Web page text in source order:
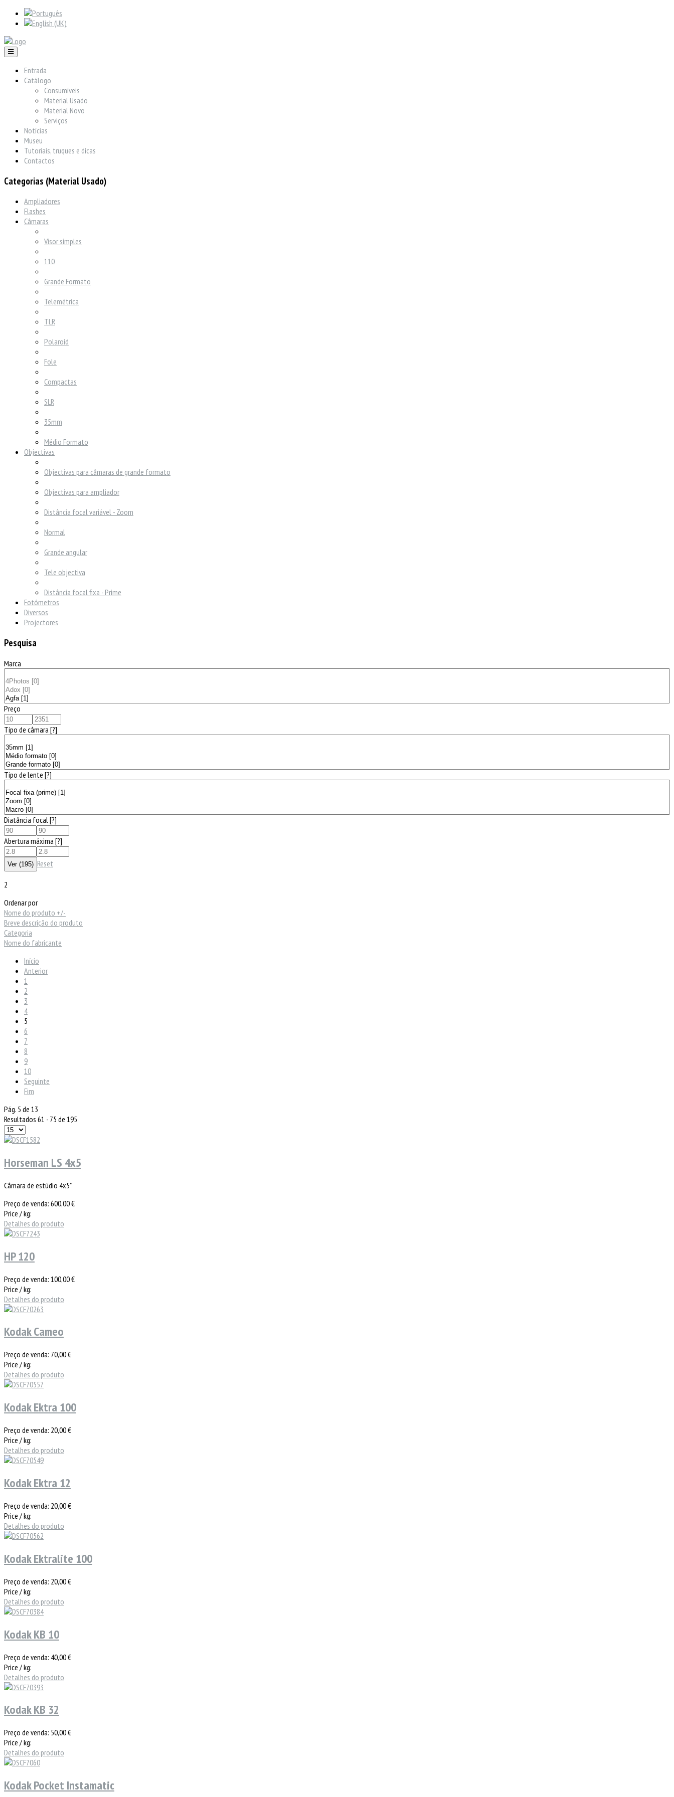
Entrada
Catálogo
Consumíveis
Material Usado
Material Novo
Serviços
Notícias
Museu
Tutoriais, truques e dicas
Contactos
Categorias (Material Usado)
Ampliadores
Flashes
Câmaras
Visor simples
110
Grande Formato
Telemétrica
TLR
Polaroid
Fole
Compactas
SLR
35mm
Médio Formato
Objectivas
Objectivas para câmaras de grande formato
Objectivas para ampliador
Distância focal variável - Zoom
Normal
Grande angular
Tele objectiva
Distância focal fixa - Prime
Fotómetros
Diversos
Projectores
Pesquisa
Marca
Preço
Tipo de câmara [?]
Tipo de lente [?]
Diatância focal [?]
Abertura máxima [?]
Reset
2
Ordenar por
Nome do produto +/-
Breve descrição do produto
Categoria
Nome do fabricante
Início
Anterior
1
2
3
4
5
6
7
8
9
10
Seguinte
Fim
Pág. 5 de 13
Resultados 61 - 75 de 195
Horseman LS 4x5
Câmara de estúdio 4x5"
Preço de venda: 600,00 €
Price / kg:
Detalhes do produto
HP 120
Preço de venda: 100,00 €
Price / kg:
Detalhes do produto
Kodak Cameo
Preço de venda: 70,00 €
Price / kg:
Detalhes do produto
Kodak Ektra 100
Preço de venda: 20,00 €
Price / kg:
Detalhes do produto
Kodak Ektra 12
Preço de venda: 20,00 €
Price / kg:
Detalhes do produto
Kodak Ektralite 100
Preço de venda: 20,00 €
Price / kg:
Detalhes do produto
Kodak KB 10
Preço de venda: 40,00 €
Price / kg:
Detalhes do produto
Kodak KB 32
Preço de venda: 50,00 €
Price / kg:
Detalhes do produto
Kodak Pocket Instamatic